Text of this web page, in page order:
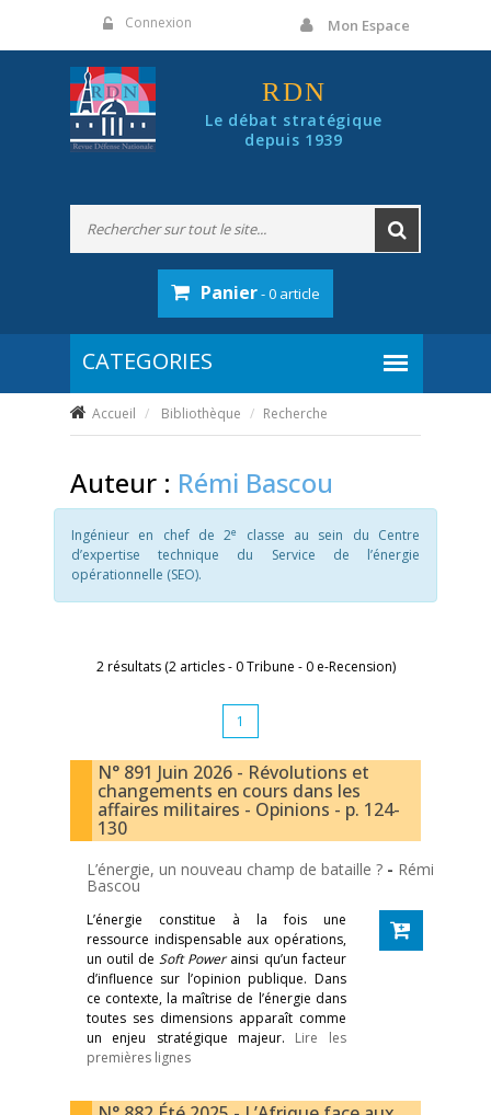
Connexion Mon Espace
RDN
Le débat stratégique
depuis 1939
Panier- 0 article
Accueil Bibliothèque Recherche
Auteur : Rémi Bascou
Ingénieur en chef de 2e
classe au sein du Centre
d’expertise technique du Service de l’énergie
opérationnelle (SEO).
2 résultats (2 articles - 0 Tribune - 0 e-Recension)
1
N° 891 Juin 2026 - Révolutions et
changements en cours dans les
affaires militaires - Opinions - p. 124-
130
L’énergie, un nouveau champ de bataille ? - Rémi
Bascou
L’énergie constitue à la fois une
ressource indispensable aux opérations,
un outil deSoft Powerainsi qu’un facteur
d’influence sur l’opinion publique. Dans
ce contexte, la maîtrise de l’énergie dans
toutes ses dimensions apparaît comme
un enjeu stratégique majeur. Lire les
premières lignes